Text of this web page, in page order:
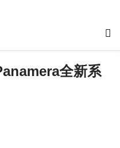
全新系